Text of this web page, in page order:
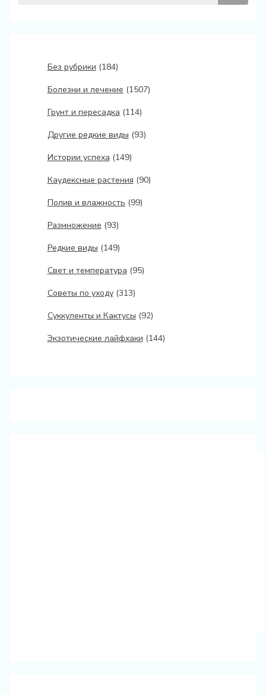
Без рубрики (184)
Болезни и лечение (1507)
Грунт и пересадка (114)
Другие редкие виды (93)
Истории успеха (149)
Каудексные растения (90)
Полив и влажность (99)
Размножение (93)
Редкие виды (149)
Свет и температура (95)
Советы по уходу(313)
Суккуленты и Кактусы (92)
Экзотические лайфхаки (144)